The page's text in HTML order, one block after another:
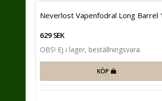
Neverlost Vapenfodral Long Barrel
629 SEK
OBS! Ej i lager, beställningsvara.
KÖP